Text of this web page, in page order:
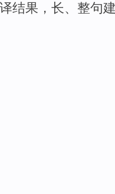
结果，长、整句